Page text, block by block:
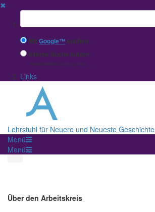
✖
Suchbegriff
MitGoogle™ suchen
Interne Suche nutzen
(eingeschränkte Ergebnisqualität)
Links
Lehrstuhl für Neuere und Neueste Geschichte
Menü
Menü
Über den Arbeitskreis